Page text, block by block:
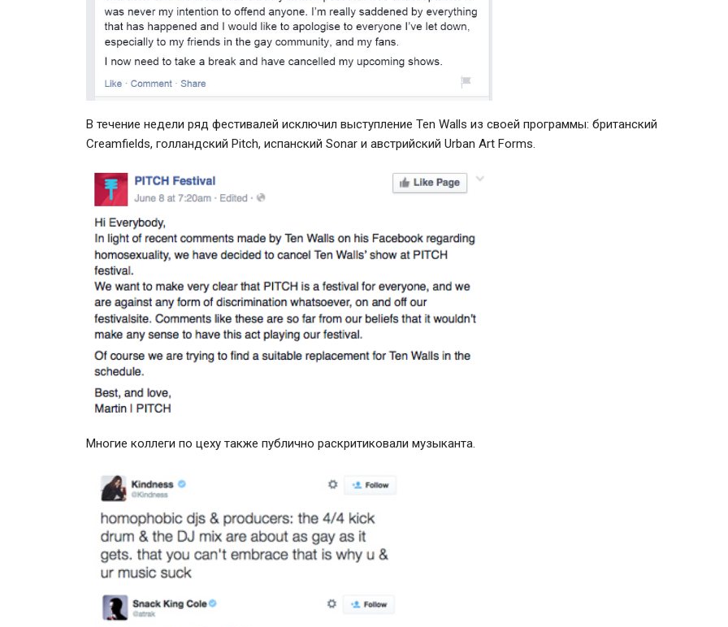
В течение недели ряд фестивалей исключил выступление Ten Walls из своей программы: британский
Creamfields, голландский Pitch, испанский Sonar и австрийский Urban Art Forms.
Многие коллеги по цеху также публично раскритиковали музыканта.